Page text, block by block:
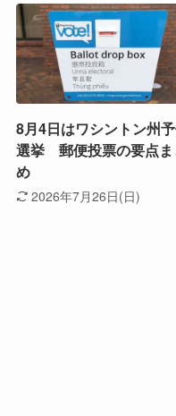
8月4日はワシントン州
選挙 郵便投票の要点ま
め
2026年7月26日(日)